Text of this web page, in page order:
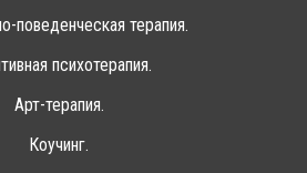
поведенческая терапия.
психотерапия.
Арт-терапия.
Коучинг.